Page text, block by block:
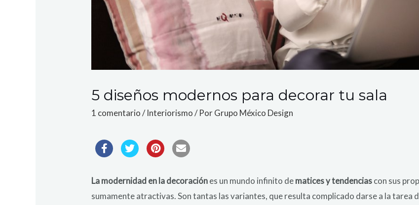
5 diseños modernos para decorar tu sala
1 comentario /Interiorismo/ PorGrupo México Design
La modernidad en la decoraciónes un mundo infinito dematices y tendenciascon sus
sumamente atractivas. Son tantas las variantes, que resulta complicado darse a la tarea